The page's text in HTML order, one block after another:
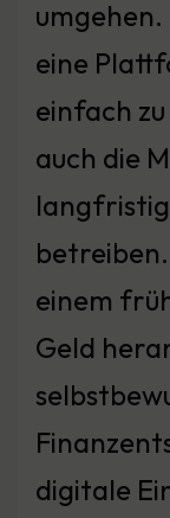
eine
einfach
auch die
einem
Geld
digitale